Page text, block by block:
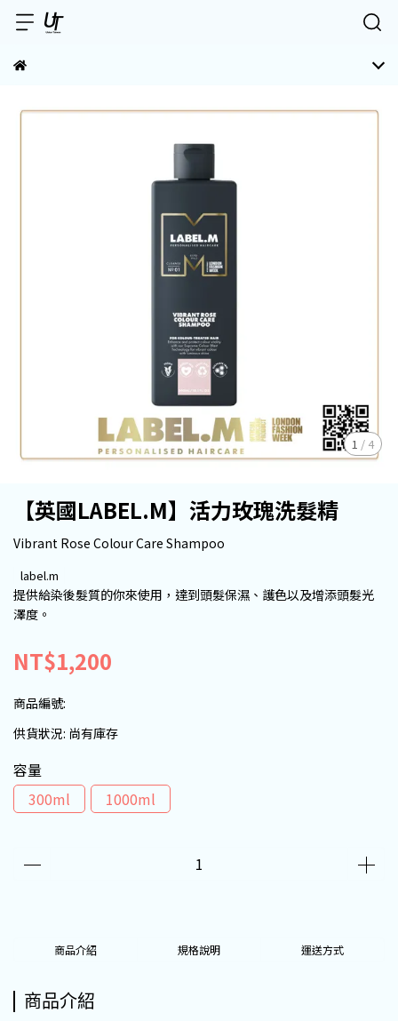
1 / 4
【英國LABEL.M】活力玫瑰洗髮精
Vibrant Rose Colour Care Shampoo
label.m
提供給染後髮質的你來使用，達到頭髮保濕、護色以及增添頭髮光
澤度。
NT$1,200
商品編號:
供貨狀況: 尚有庫存
容量
300ml
1000ml
商品介紹 規格說明 運送方式
商品介紹